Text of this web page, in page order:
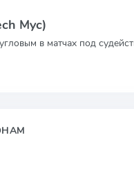
Myc)
в матчах под